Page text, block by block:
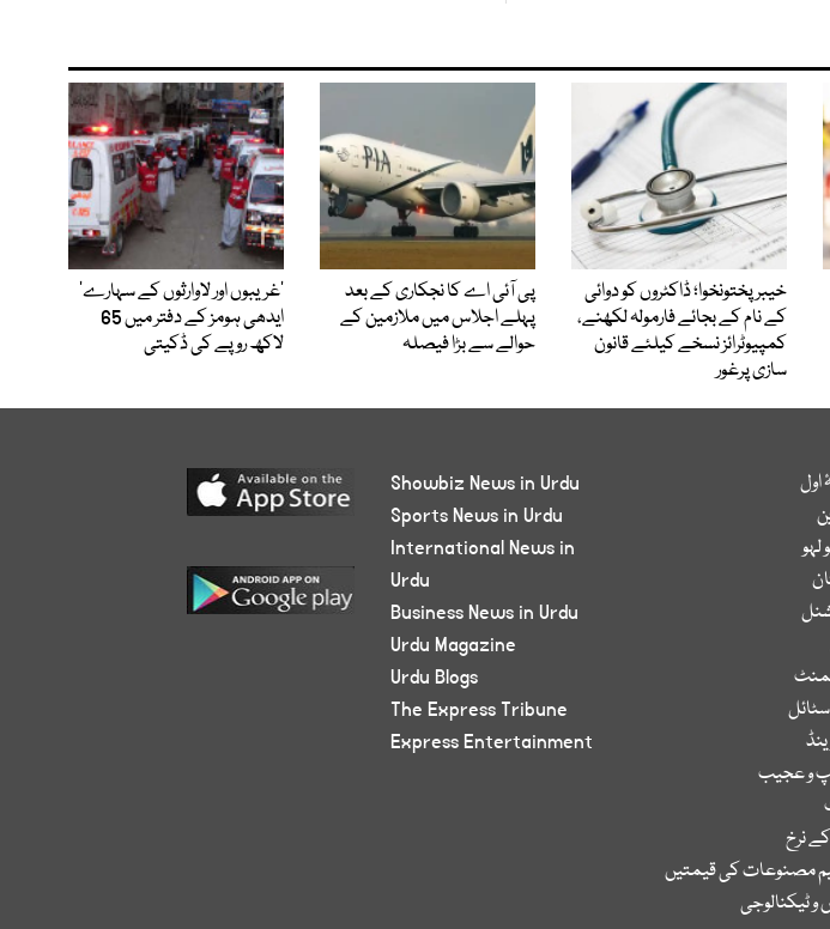
خیبرپختونخوا؛ ڈاکٹروں کو دوائی
کے نام کے بجائے فارمولہ لکھنے،
کمپیوٹرائز نسخے کیلئے قانون
سازی پرغور
پی آئی اے کا نجکاری کے بعد
پہلے اجلاس میں ملازمین کے
حوالے سے بڑا فیصلہ
’غریبوں اور لاوارثوں کے سہارے‘
ایدھی ہومز کے دفتر میں 65
لاکھ روپے کی ڈکیتی
لہو
و عجیب
نرخ
مصنوعات کی قیمتیں
ٹیکنالوجی
Showbiz News in Urdu
Sports News in Urdu
International News in
Urdu
Business News in Urdu
Urdu Magazine
Urdu Blogs
The Express Tribune
Express Entertainment